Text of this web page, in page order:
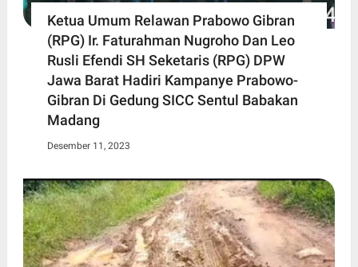
Ketua Umum Relawan Prabowo Gibran
(RPG) Ir. Faturahman Nugroho Dan Leo
Rusli Efendi SH Seketaris (RPG) DPW
Jawa Barat Hadiri Kampanye Prabowo-
Gibran Di Gedung SICC Sentul Babakan
Madang
Desember 11, 2023